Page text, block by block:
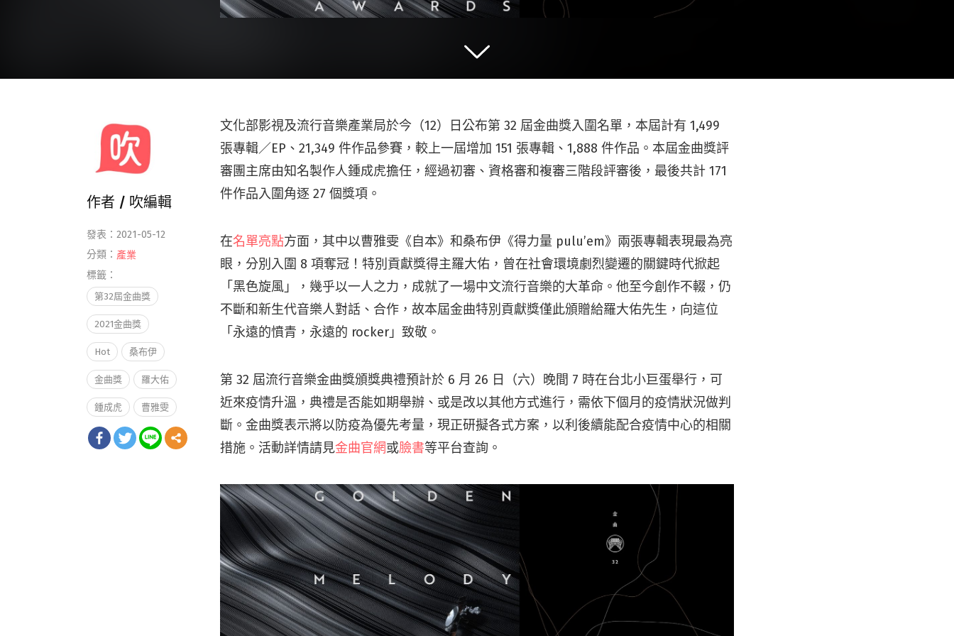
文化部影視及流行音樂產業局於今（12）日公布第 32 屆金曲獎入圍名單，本屆計有 1,499
張專輯／EP、21,349 件作品參賽，較上一屆增加 151 張專輯、1,888 件作品。本屆金曲獎評
審團主席由知名製作人鍾成虎擔任，經過初審、資格審和複審三階段評審後，最後共計 171
件作品入圍角逐 27 個獎項。
在名單亮點方面，其中以曹雅雯《自本》和桑布伊《得力量 pulu’em》兩張專輯表現最為亮
眼，分別入圍 8 項奪冠！特別貢獻獎得主羅大佑，曾在社會環境劇烈變遷的關鍵時代掀起
「黑色旋風」，幾乎以一人之力，成就了一場中文流行音樂的大革命。他至今創作不輟，仍
不斷和新生代音樂人對話、合作，故本屆金曲特別貢獻獎僅此頒贈給羅大佑先生，向這位
「永遠的憤青，永遠的 rocker」致敬。
第 32 屆流行音樂金曲獎頒獎典禮預計於 6 月 26 日（六）晚間 7 時在台北小巨蛋舉行，可
近來疫情升溫，典禮是否能如期舉辦、或是改以其他方式進行，需依下個月的疫情狀況做判
斷。金曲獎表示將以防疫為優先考量，現正研擬各式方案，以利後續能配合疫情中心的相關
措施。活動詳情請見金曲官網或臉書等平台查詢。
作者 / 吹編輯
發表：2021-05-12
分類： 產業
標籤：
第32屆金曲獎
2021金曲獎
Hot 桑布伊
金曲獎 羅大佑
鍾成虎 曹雅雯